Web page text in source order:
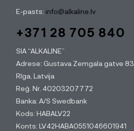
E-pasts: info@alkaline.lv
+371 28 705 840
SIA “ALKALINE”
Adrese: Gustava Zemgala gatve 83,
Rīga, Latvija
Reģ. Nr. 40203207772
Banka: A/S Swedbank
Kods: HABALV22
Konts: LV42HABA0551046601941